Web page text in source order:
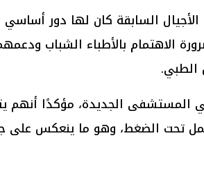
السابقة كان لها دور أساسي
الاهتمام بالأطباء الشباب
الطبي.
المستشفى الجديدة، مؤكدًا أنهم
تحت الضغط، وهو ما ينعكس على